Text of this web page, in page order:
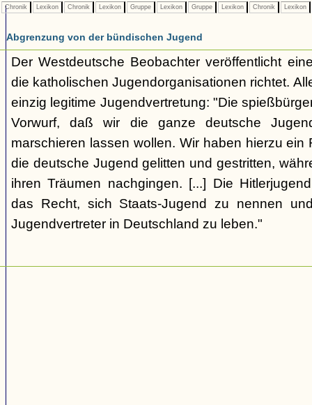
Chronik Lexikon Chronik Lexikon Gruppe Lexikon Gruppe Lexikon Chronik Lexikon
Abgrenzung von der bündischen Jugend
Der Westdeutsche Beobachter veröffentlicht
die katholischen Jugendorganisationen richtet.
einzig legitime Jugendvertretung: "Die
Vorwurf, daß wir die ganze deutsche
marschieren lassen wollen. Wir haben hierzu ein
die deutsche Jugend gelitten und gestritten,
ihren Träumen nachgingen. [...] Die
das Recht, sich Staats-Jugend zu nennen
Jugendvertreter in Deutschland zu leben."